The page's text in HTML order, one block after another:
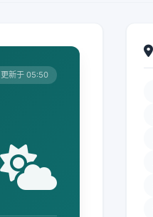
更新于 05:50